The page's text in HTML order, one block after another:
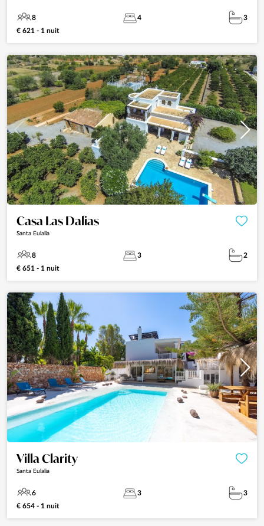
8 4
3
€ 621 - 1 nuit
Casa Las Dalias
Santa Eulalia
8 3
2
€ 651 - 1 nuit
Villa Clarity
Santa Eulalia
6 3
3
€ 654 - 1 nuit